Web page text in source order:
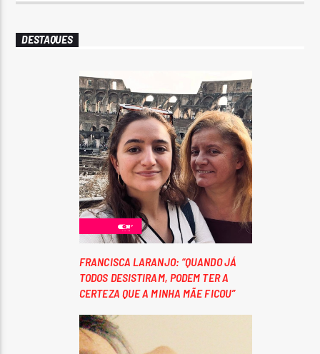
DESTAQUES
FRANCISCA LARANJO: “QUANDO JÁ
TODOS DESISTIRAM, PODEM TER A
CERTEZA QUE A MINHA MÃE FICOU”